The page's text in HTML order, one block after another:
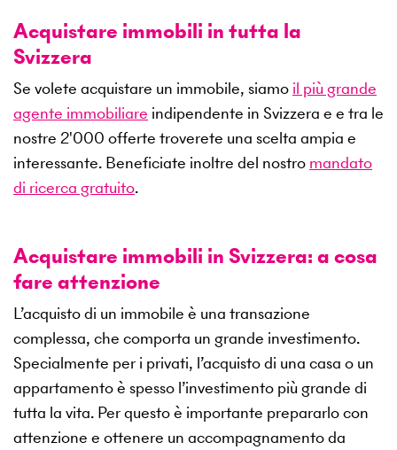
Acquistare immobili in tutta la
Svizzera
Se volete acquistare un immobile, siamo il più grande
agente immobiliare indipendente in Svizzera e e tra le
nostre 2'000 offerte troverete una scelta ampia e
interessante. Beneficiate inoltre del nostro mandato
di ricerca gratuito.
Acquistare immobili in Svizzera: a cosa
fare attenzione
L’acquisto di un immobile è una transazione
complessa, che comporta un grande investimento.
Specialmente per i privati, l’acquisto di una casa o un
appartamento è spesso l’investimento più grande di
tutta la vita. Per questo è importante prepararlo con
attenzione e ottenere un accompagnamento da